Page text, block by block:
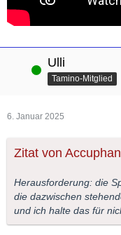
Online Ulli
Tamino-Mitglied
6. Januar 2025
Zitat von Accuphan
Herausforderung: die
die dazwischen
und ich halte das für